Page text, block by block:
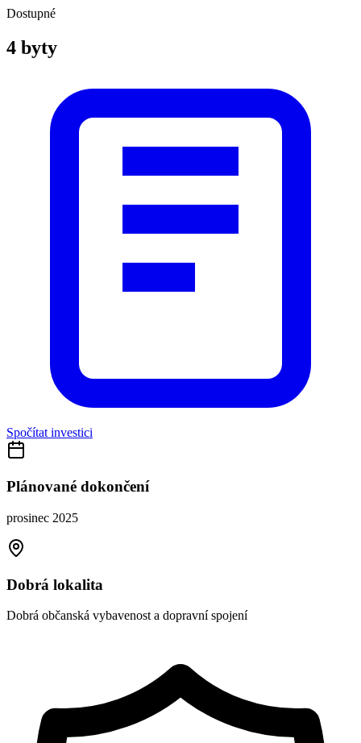
Dostupné
4 byty
Spočítat investici
Plánované dokončení
prosinec 2025
Dobrá lokalita
Dobrá občanská vybavenost a dopravní spojení